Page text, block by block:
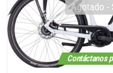
Contáctanos
Agotado -